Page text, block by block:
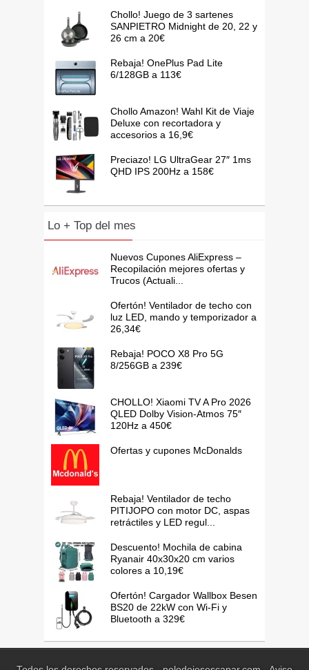
Chollo! Juego de 3 sartenes
SANPIETRO Midnight de 20, 22 y
26 cm a 20€
Rebaja! OnePlus Pad Lite
6/128GB a 113€
Chollo Amazon! Wahl Kit de Viaje
Deluxe con recortadora y
accesorios a 16,9€
Preciazo! LG UltraGear 27″ 1ms
QHD IPS 200Hz a 158€
Lo + Top del mes
Nuevos Cupones AliExpress –
Recopilación mejores ofertas y
Trucos (Actuali...
Ofertón! Ventilador de techo con
luz LED, mando y temporizador a
26,34€
Rebaja! POCO X8 Pro 5G
8/256GB a 239€
CHOLLO! Xiaomi TV A Pro 2026
QLED Dolby Vision-Atmos 75″
120Hz a 450€
Ofertas y cupones McDonalds
Rebaja! Ventilador de techo
PITIJOPO con motor DC, aspas
retráctiles y LED regul...
Descuento! Mochila de cabina
Ryanair 40x30x20 cm varios
colores a 10,19€
Ofertón! Cargador Wallbox Besen
BS20 de 22kW con Wi-Fi y
Bluetooth a 329€